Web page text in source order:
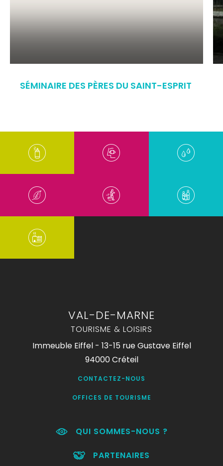
SÉMINAIRE DES PÈRES DU SAINT-ESPRIT
VAL-DE-MARNE
TOURISME & LOISIRS
Immeuble Eiffel - 13-15 rue Gustave Eiffel
94000 Créteil
CONTACTEZ-NOUS
OFFICES DE TOURISME
QUI SOMMES-NOUS ?
PARTENAIRES